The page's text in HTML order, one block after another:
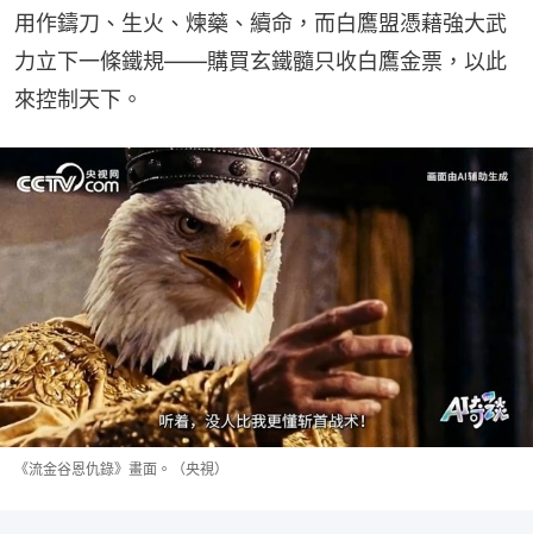
用作鑄刀、生火、煉藥、續命，而白鷹盟憑藉強大武
力立下一條鐵規——購買玄鐵髓只收白鷹金票，以此
來控制天下。
《流金谷恩仇錄》畫面。（央視）